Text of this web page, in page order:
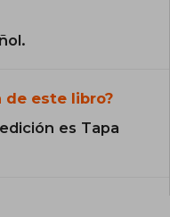
de este libro?
es Tapa